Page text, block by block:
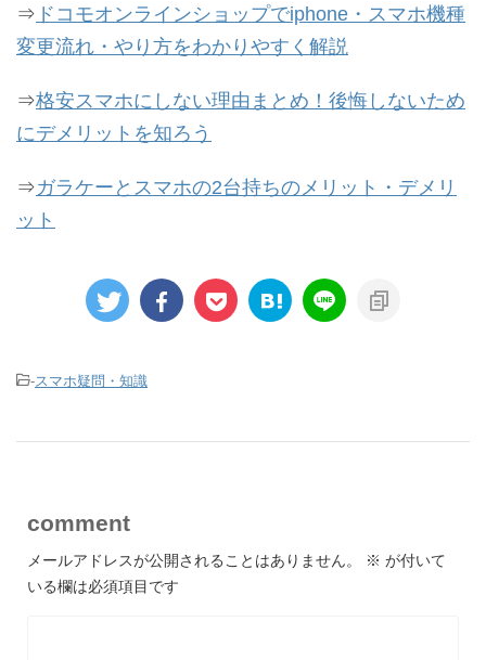
⇒ ドコモオンラインショップでiphone・スマホ機種
変更流れ・やり方をわかりやすく解説
⇒格安スマホにしない理由まとめ！後悔しないため
にデメリットを知ろう
⇒ガラケーとスマホの2台持ちのメリット・デメリ
ット
-スマホ疑問・知識
comment
メールアドレスが公開されることはありません。 ※ が付いて
いる欄は必須項目です